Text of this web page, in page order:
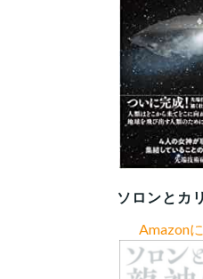
ソロンとカ
Amazon